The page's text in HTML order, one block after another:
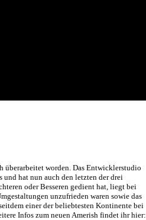
überarbeitet worden. Das Entwicklerstudio
und hat nun auch den letzten der drei
oder Besseren gedient hat, liegt bei
unzufrieden waren sowie das
einer der beliebtesten Kontinente bei
Infos zum neuen Amerish findet ihrhier: